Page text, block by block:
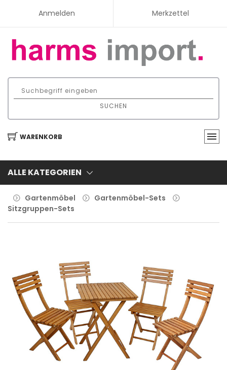
Anmelden Merkzettel
SUCHEN
WARENKORB
ALLE KATEGORIEN
Gartenmöbel
Gartenmöbel-Sets
Sitzgruppen-Sets